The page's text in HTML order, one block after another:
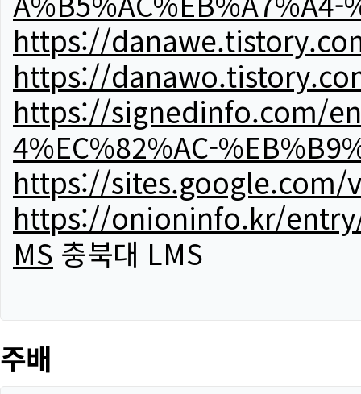
https://
https://
https://signedinfo.com/
4%EC%82%AC-
https://sites.google.com/
https://onioninfo.kr/entry/
MS 충북대 LMS
주배